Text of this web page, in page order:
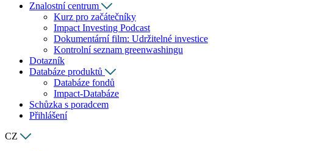
Znalostní centrum
Kurz pro začátečníky
Impact Investing Podcast
Dokumentární film: Udržitelné investice
Kontrolní seznam greenwashingu
Dotazník
Databáze produktů
Databáze fondů
Impact-Databáze
Schůzka s poradcem
Přihlášení
CZ